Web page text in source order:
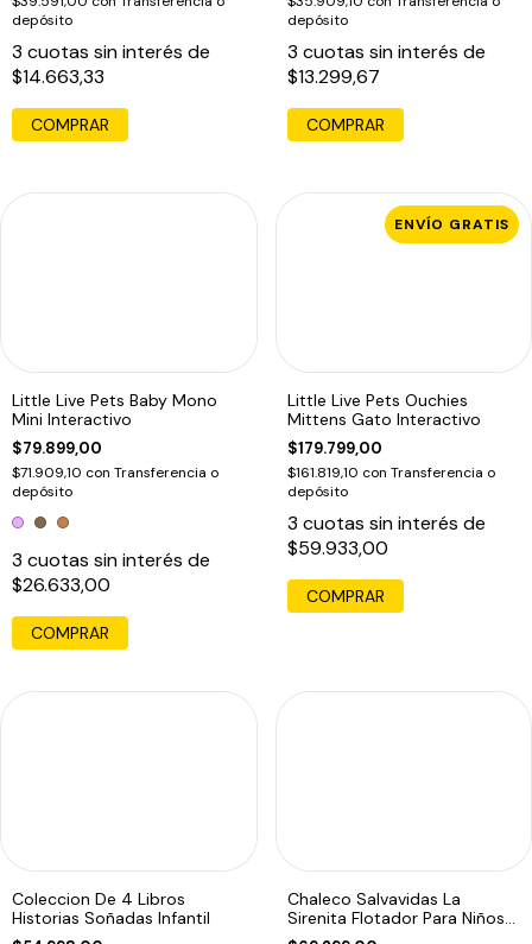
depósito
3 cuotas sin interés de
$14.663,33
depósito
3 cuotas sin interés de
$13.299,67
COMPRAR
Little Live Pets Baby Mono
Mini Interactivo
$79.899,00
$71.909,10 con Transferencia o
depósito
3 cuotas sin interés de
$26.633,00
COMPRAR
ENVÍO GRATIS
Little Live Pets Ouchies
Mittens Gato Interactivo
$179.799,00
$161.819,10 con Transferencia o
depósito
3 cuotas sin interés de
$59.933,00
Coleccion De 4 Libros
Historias Soñadas Infantil
Chaleco Salvavidas La
Sirenita Flotador Para Niños
La Sirenita